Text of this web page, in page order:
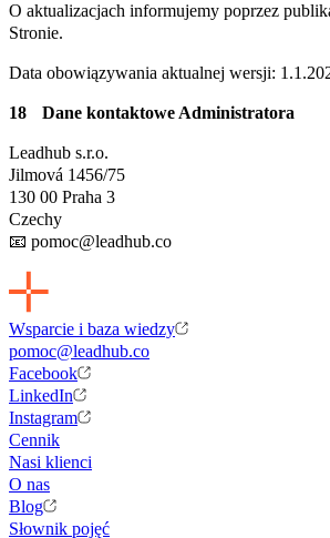
O aktualizacjach informujemy poprzez
Stronie.
Data obowiązywania aktualnej wersji:
Dane kontaktowe Administratora
Leadhub s.r.o.
Jilmová 1456/75
130 00 Praha 3
Czechy
📧 pomoc@leadhub.co
Wsparcie i baza wiedzy
pomoc@leadhub.co
Facebook
LinkedIn
Instagram
Cennik
Nasi klienci
O nas
Blog
Słownik pojęć